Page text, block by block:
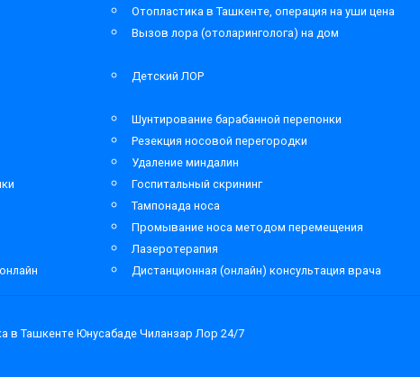
Отопластика в Ташкенте, операция на уши цена
Вызов лора (отоларинголога) на дом
Детский ЛОР
Шунтирование барабанной перепонки
Резекция носовой перегородки
Удаление миндалин
Госпитальный скрининг
Тампонада носа
Промывание носа методом перемещения
Лазеротерапия
Дистанционная (онлайн) консультация врача
в Ташкенте Юнусабаде Чиланзар Лор 24/7